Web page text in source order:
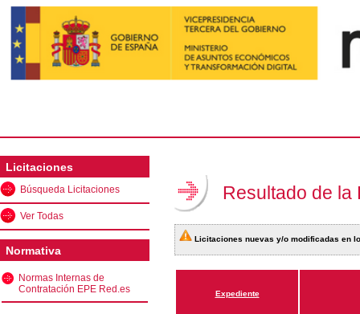
Licitaciones
Búsqueda Licitaciones
Ver Todas
Normativa
Normas Internas de
Contratación EPE Red.es
Resultado de la
Licitaciones nuevas y/o modificadas en
Expediente